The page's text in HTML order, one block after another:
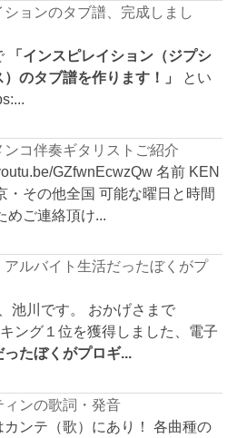
ョンのタブ譜、完成しまし
「インスピレイション（ジプシ
のタブ譜を作ります！」
とい
コ伴奏ギタリストご紹介
GZfwnEcwzQw 名前 KEN
・その他全国 可能な曜日と時間
めご連絡頂け...
アルバイト生活だったぼくがプ
池川です。 おかげさまで
ング１位を獲得しました、電子
ったぼくがプロギ...
ィンの歌詞・発音
カンテ（歌）にあり！ 各曲種の